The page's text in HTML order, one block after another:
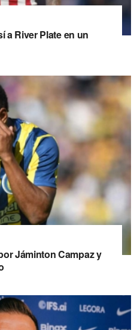
a River Plate en un
Jáminton Campaz y